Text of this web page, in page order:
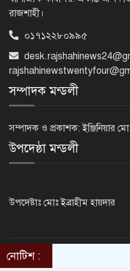
রাজশাহী।
০১৭১২২৮০৯৯৫
সম্পাদক মন্ডলী
সম্পাদক ও প্রকাশক: ইঞ্জিনিয়ার
উপদেষ্ঠা মন্ডলী
উপদেষ্টাঃ মোঃ ইব্রাহীম হায়দার
©2014 - 2024.
নোটিশ :